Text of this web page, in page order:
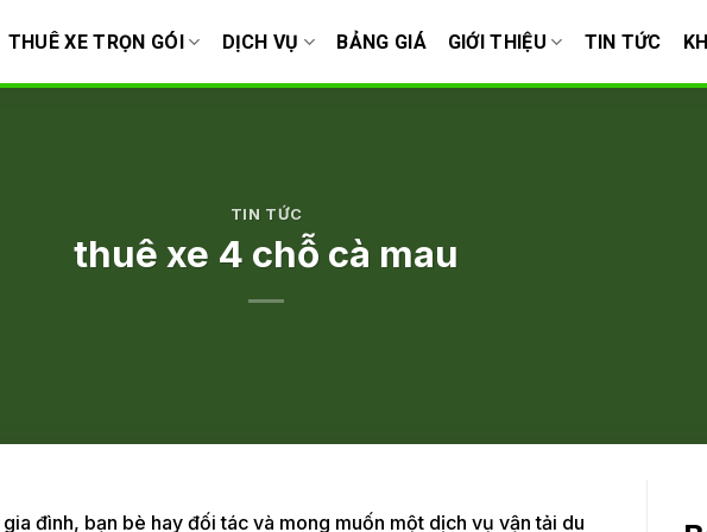
THUÊ XE TRỌN GÓI DỊCH VỤ BẢNG GIÁ GIỚI THIỆU TIN TỨC
TIN TỨC
thuê xe 4 chỗ cà mau
đình, bạn bè hay đối tác và mong muốn một dịch vụ vận tải du